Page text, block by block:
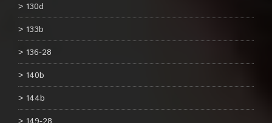
130d
133b
136-28
140b
144b